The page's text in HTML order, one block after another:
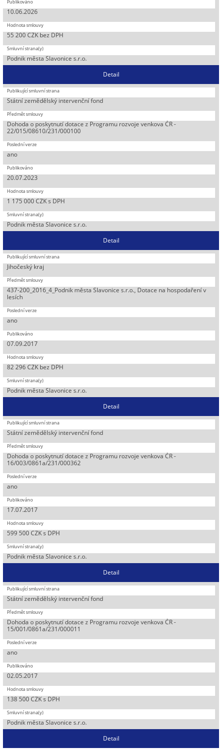
10.06.2026
55 200 CZK bez DPH
Podnik města Slavonice s.r.o.
Detail
Státní zemědělský intervenční fond
Dohoda o poskytnutí dotace z Programu rozvoje venkova ČR -
22/015/08610/231/000100
ano
20.07.2023
1 175 000 CZK s DPH
Podnik města Slavonice s.r.o.
Detail
Jihočeský kraj
437-200_2016_4_Podnik města Slavonice s.r.o., Dotace na hospodaření v
lesích
ano
07.09.2017
82 296 CZK bez DPH
Podnik města Slavonice s.r.o.
Detail
Státní zemědělský intervenční fond
Dohoda o poskytnutí dotace z Programu rozvoje venkova ČR -
16/003/0861a/231/000362
ano
17.07.2017
599 500 CZK s DPH
Podnik města Slavonice s.r.o.
Detail
Státní zemědělský intervenční fond
Dohoda o poskytnutí dotace z Programu rozvoje venkova ČR -
15/001/0861a/231/000011
ano
02.05.2017
138 500 CZK s DPH
Podnik města Slavonice s.r.o.
Detail